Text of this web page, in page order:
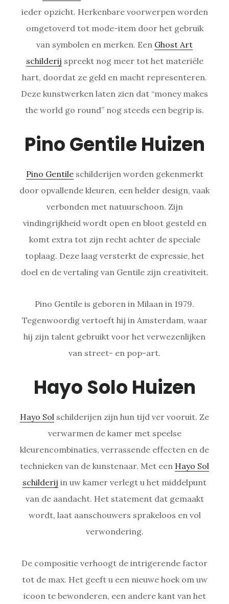
ieder opzicht. Herkenbare voorwerpen worden
omgetoverd tot mode-item door het gebruik
van symbolen en merken. Een Ghost Art
schilderij spreekt nog meer tot het materiële
hart, doordat ze geld en macht representeren.
Deze kunstwerken laten zien dat “money makes
the world go round” nog steeds een begrip is.
Pino Gentile Huizen
Pino Gentileschilderijen worden gekenmerkt
door opvallende kleuren, een helder design, vaak
verbonden met natuurschoon. Zijn
vindingrijkheid wordt open en bloot gesteld en
komt extra tot zijn recht achter de speciale
toplaag. Deze laag versterkt de expressie, het
doel en de vertaling van Gentile zijn creativiteit.
Pino Gentile is geboren in Milaan in 1979.
Tegenwoordig vertoeft hij in Amsterdam, waar
hij zijn talent gebruikt voor het verwezenlijken
van street- en pop-art.
Hayo Solo Huizen
Hayo Sol schilderijen zijn hun tijd ver vooruit. Ze
verwarmen de kamer met speelse
kleurencombinaties, verrassende effecten en de
technieken van de kunstenaar. Met een Hayo Sol
schilderij in uw kamer verlegt u het middelpunt
van de aandacht. Het statement dat gemaakt
wordt, laat aanschouwers sprakeloos en vol
verwondering.
De compositie verhoogt de intrigerende factor
tot de max. Het geeft u een nieuwe hoek om uw
icoon te bewonderen, een andere kant van het